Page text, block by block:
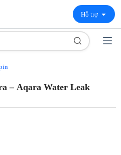
Hỗ trợ
– Aqara Water Leak